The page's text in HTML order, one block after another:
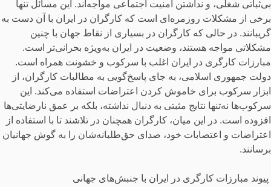
بی‌ثباتی شغلی، و نداشتن امنیت اجتماعی مواجه‌اند. این مسائل تنها
برخی از مشکلات روزمره‌ای است که کارگران در ایران با آن دست به
گریبانند. در حالی که کارگران در بسیاری از نقاط جهان با چنین
مشکلاتی مواجه هستند، وضعیت در ایران به‌ویژه بحرانی‌تر است.
مبارزات کارگری در ایران اغلب با سرکوب و خشونت همراه است.
دولت جمهوری اسلامی، به جای پاسخ‌گویی به مطالبات کارگران، از
ابزار سرکوب برای خاموش کردن اعتراضات استفاده می‌کند. این
سرکوب‌ها نه‌تنها نتایج مثبتی به دنبال نداشته، بلکه بر عمق نارضایتی‌ها
افزوده است. در این میان، کارگران همچنان در تلاشند تا با استفاده از
اعتراضات و اعتصابات خود، صدای حق‌طلبانه‌شان را به گوش جهانیان
برسانند.
پیوند مبارزات کارگری در ایران با جنبش‌های جهانی